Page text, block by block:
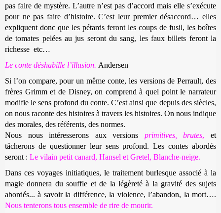
pas faire de mystère. L’autre n’est pas d’accord mais elle s’exécute
pour ne pas faire d’histoire. C’est leur premier désaccord… elles
expliquent donc que les pétards feront les coups de fusil, les boîtes
de tomates pelées au jus seront du sang, les faux billets feront la
richesse etc…
Le conte déshabille l’illusion. Andersen
Si l’on compare, pour un même conte, les versions de Perrault, des
frères Grimm et de Disney, on comprend à quel point le narrateur
modifie le sens profond du conte. C’est ainsi que depuis des siècles,
on nous raconte des histoires à travers les histoires. On nous indique
des morales, des référents, des normes.
Nous nous intéresserons aux versions primitives, brutes, et
tâcherons de questionner leur sens profond. Les contes abordés
seront : Le vilain petit canard, Hansel et Gretel, Blanche-neige.
Dans ces voyages initiatiques, le traitement burlesque associé à la
magie donnera du souffle et de la légèreté à la gravité des sujets
abordés... à savoir la différence, la violence, l’abandon, la mort….
Nous tenterons tous ensemble de rire de mourir.